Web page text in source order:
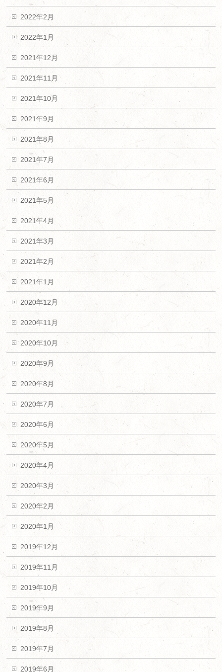
2022年2月
2022年1月
2021年12月
2021年11月
2021年10月
2021年9月
2021年8月
2021年7月
2021年6月
2021年5月
2021年4月
2021年3月
2021年2月
2021年1月
2020年12月
2020年11月
2020年10月
2020年9月
2020年8月
2020年7月
2020年6月
2020年5月
2020年4月
2020年3月
2020年2月
2020年1月
2019年12月
2019年11月
2019年10月
2019年9月
2019年8月
2019年7月
2019年6月